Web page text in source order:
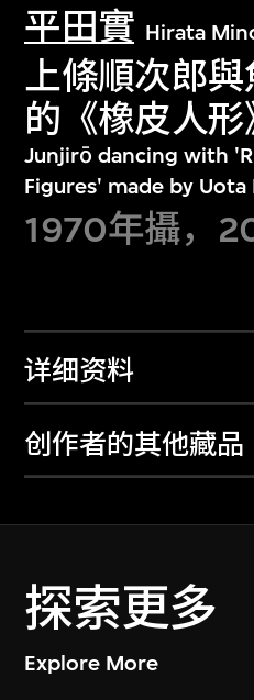
平田實 Hirata
上條順次郎
的《橡皮人
Junjirō dancing with
Figures' made by
1970年攝，
详细资料
创作者的其他藏品
探索更多
Explore More
文化藏品。